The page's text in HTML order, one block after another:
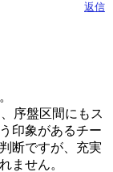
返信
序盤区間にもス
印象があるチー
断ですが、充実
ません。